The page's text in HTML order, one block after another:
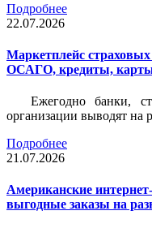
Подробнее
22.07.2026
Маркетплейс
ОСАГО, кредиты,
Ежегодно банки,
организации выводят
Подробнее
21.07.2026
Американские
выгодные заказы на